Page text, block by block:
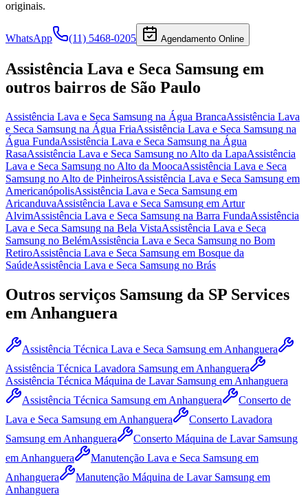
originais.
WhatsApp (11) 5468-0205 Agendamento Online
Assistência Lava e Seca Samsung em
outros bairros de São Paulo
Assistência Lava e Seca Samsung na Água BrancaAssistência Lava
e Seca Samsung na Água FriaAssistência Lava e Seca Samsung na
Água FundaAssistência Lava e Seca Samsung na Água
RasaAssistência Lava e Seca Samsung no Alto da LapaAssistência
Lava e Seca Samsung no Alto da MoocaAssistência Lava e Seca
Samsung no Alto de PinheirosAssistência Lava e Seca Samsung em
AmericanópolisAssistência Lava e Seca Samsung em
AricanduvaAssistência Lava e Seca Samsung em Artur
AlvimAssistência Lava e Seca Samsung na Barra FundaAssistência
Lava e Seca Samsung na Bela VistaAssistência Lava e Seca
Samsung no BelémAssistência Lava e Seca Samsung no Bom
RetiroAssistência Lava e Seca Samsung em Bosque da
SaúdeAssistência Lava e Seca Samsung no Brás
Outros serviços Samsung da SP Services
em Anhanguera
Assistência Técnica Lava e Seca Samsung em Anhanguera
Assistência Técnica Lavadora Samsung em Anhanguera
Assistência Técnica Máquina de Lavar Samsung em Anhanguera
Assistência Técnica Samsung em Anhanguera
Conserto de
Lava e Seca Samsung em Anhanguera
Conserto Lavadora
Samsung em Anhanguera
Conserto Máquina de Lavar Samsung
em Anhanguera
Manutenção Lava e Seca Samsung em
Anhanguera
Manutenção Máquina de Lavar Samsung em
Anhanguera